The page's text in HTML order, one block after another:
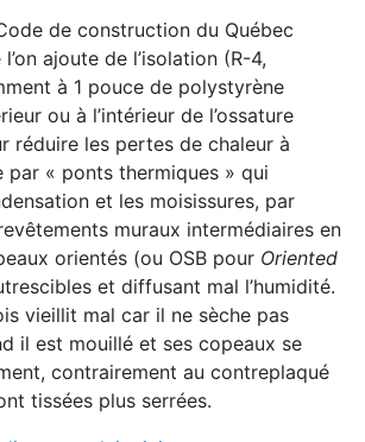
de construction du Québec
ajoute de l’isolation (R-4,
à 1 pouce de polystyrène
ou à l’intérieur de l’ossature
réduire les pertes de chaleur à
par « ponts thermiques » qui
et les moisissures, par
muraux intermédiaires en
orientés (ou OSB pour Oriented
et diffusant mal l’humidité.
vieillit mal car il ne sèche pas
il est mouillé et ses copeaux se
contrairement au contreplaqué
tissées plus serrées.